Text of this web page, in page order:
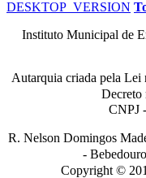
DESKTOP_VERSION
Instituto Municipal de
Autarquia criada pela Lei
Decreto
CNPJ
R. Nelson Domingos
-
Copyright ©